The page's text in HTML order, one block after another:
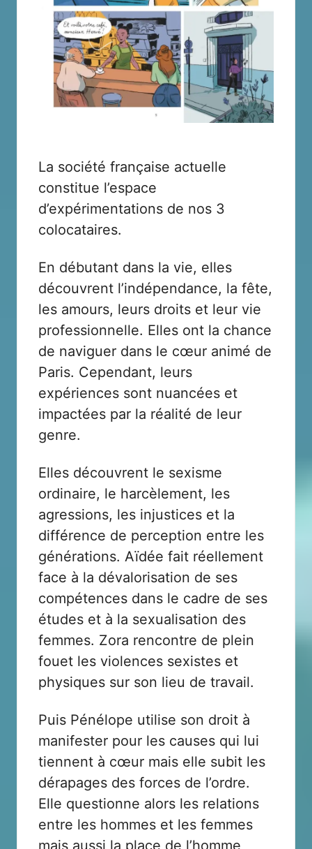
La société française actuelle
constitue l’espace
d’expérimentations de nos 3
colocataires.
En débutant dans la vie, elles
découvrent l’indépendance, la fête,
les amours, leurs droits et leur vie
professionnelle. Elles ont la chance
de naviguer dans le cœur animé de
Paris. Cependant, leurs
expériences sont nuancées et
impactées par la réalité de leur
genre.
Elles découvrent le sexisme
ordinaire, le harcèlement, les
agressions, les injustices et la
différence de perception entre les
générations. Aïdée fait réellement
face à la dévalorisation de ses
compétences dans le cadre de ses
études et à la sexualisation des
femmes. Zora rencontre de plein
fouet les violences sexistes et
physiques sur son lieu de travail.
Puis Pénélope utilise son droit à
manifester pour les causes qui lui
tiennent à cœur mais elle subit les
dérapages des forces de l’ordre.
Elle questionne alors les relations
entre les hommes et les femmes